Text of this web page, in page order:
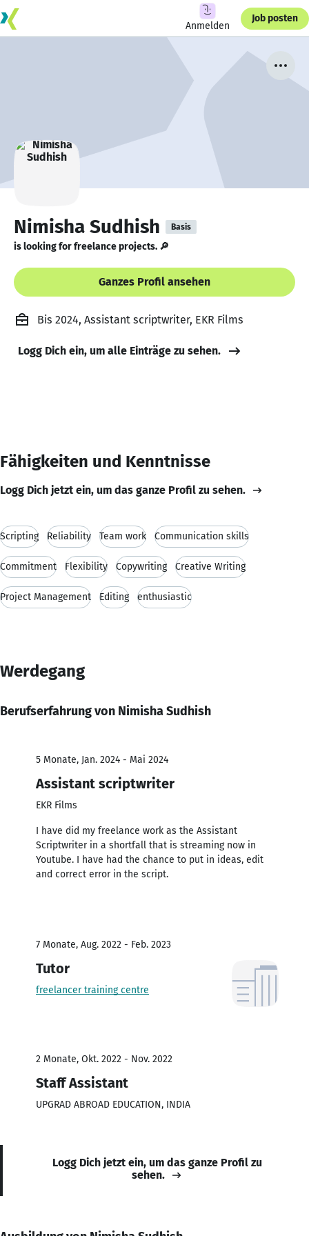
Anmelden
Job posten
Nimisha Sudhish Basis
is looking for freelance projects. 🔎
Ganzes Profil ansehen
Bis 2024, Assistant scriptwriter, EKR Films
Logg Dich ein, um alle Einträge zu sehen.
Fähigkeiten und Kenntnisse
Logg Dich jetzt ein, um das ganze Profil zu sehen.
Scripting Reliability Team work Communication skills
Commitment Flexibility Copywriting Creative Writing
Project Management Editing enthusiastic
Werdegang
Berufserfahrung von Nimisha Sudhish
5 Monate, Jan. 2024 - Mai 2024
Assistant scriptwriter
EKR Films
I have did my freelance work as the Assistant
Scriptwriter in a shortfall that is streaming now in
Youtube. I have had the chance to put in ideas, edit
and correct error in the script.
7 Monate, Aug. 2022 - Feb. 2023
Tutor
freelancer training centre
2 Monate, Okt. 2022 - Nov. 2022
Staff Assistant
UPGRAD ABROAD EDUCATION, INDIA
Logg Dich jetzt ein, um das ganze Profil zu
sehen.